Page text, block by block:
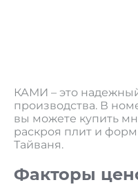
КАМИ – это
производства. В
вы можете купить
раскроя плит и
Тайваня.
Факторы